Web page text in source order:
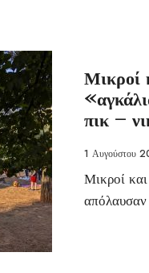
Μικροί
πικ –
1 Αυγούστου
Μικροί